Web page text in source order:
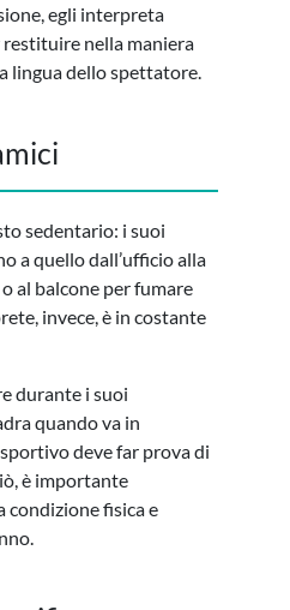
egli interpreta
nella maniera
lingua dello spettatore.
sedentario: i suoi
a quello dall’ufficio alla
al balcone per fumare
invece, è in costante
durante i suoi
quando va in
deve far prova di
è importante
condizione fisica e